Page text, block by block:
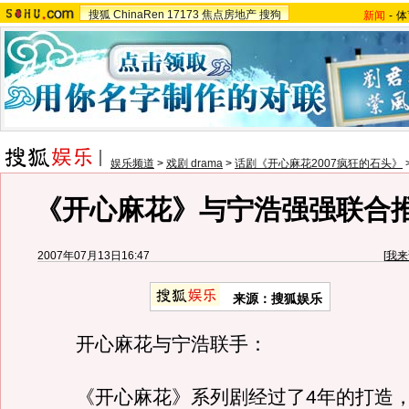
搜狐 ChinaRen 17173 焦点房地产 搜狗 新闻 -
娱乐频道 > 戏剧 drama > 话剧《开心麻花2007疯狂的石头》
《开心麻花》与宁浩强强联合
2007年07月13日16:47 [我
来源：搜狐娱乐
开心麻花与宁浩联手：
《开心麻花》系列剧经过了4年的打造